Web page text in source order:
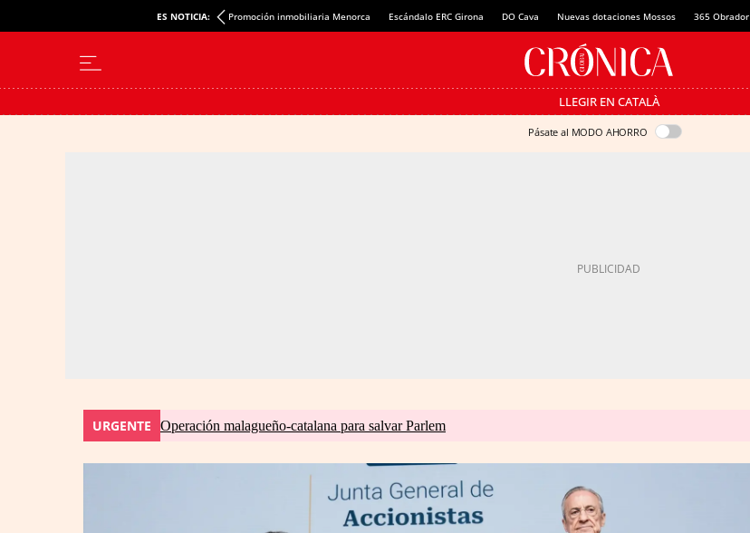
ES NOTICIA: Promoción inmobiliaria Menorca Escándalo ERC Girona DO Cava Nuevas dotaciones Mossos 365 Obrador
LLEGIR EN CATALÀ
Pásate al MODO AHORRO
URGENTE Operación malagueño-catalana para salvar Parlem